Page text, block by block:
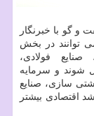
و گو با خبرنگار
توانند در بخش
فولادی،
شوند و سرمایه
سازی، صنایع
اقتصادی بیشتر